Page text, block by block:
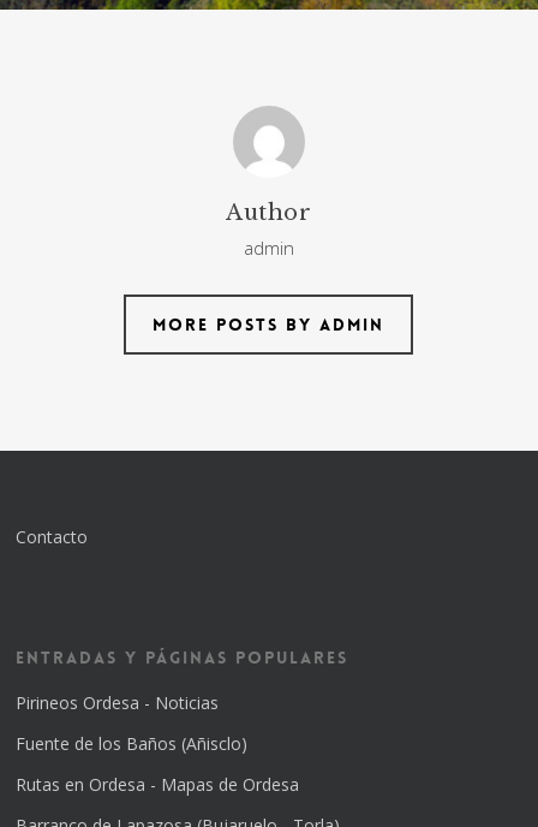
Author
admin
More posts by admin
Contacto
Entradas y Páginas Populares
Pirineos Ordesa - Noticias
Fuente de los Baños (Añisclo)
Rutas en Ordesa - Mapas de Ordesa